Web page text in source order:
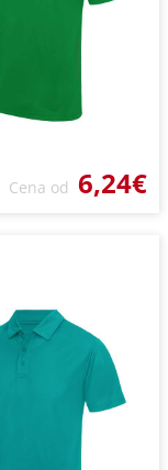
Cena od 6,24€